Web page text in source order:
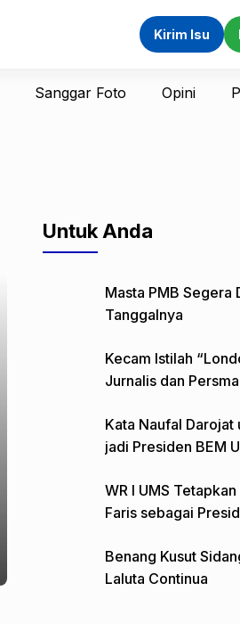
Kirim Isu
Sanggar Foto Opini
Untuk Anda
Masta PMB Segera
Tanggalnya
Kecam Istilah
Jurnalis dan
Kata Naufal Darojat
jadi Presiden BEM
WR I UMS
Faris sebagai
Benang Kusut
Laluta Continua